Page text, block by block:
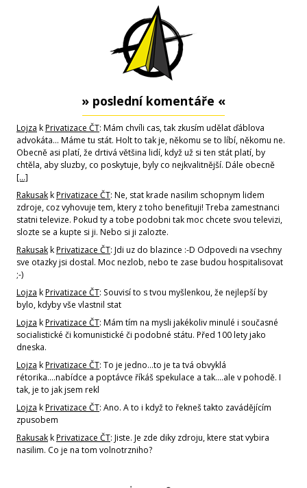
» poslední komentáře «
Lojza kPrivatizace ČT: Mám chvíli cas, tak zkusím udělat ďáblova
advokáta... Máme tu stát. Holt to tak je, někomu se to líbí, někomu ne.
Obecně asi platí, že drtivá většina lidí, když už si ten stát platí, by
chtěla, aby sluzby, co poskytuje, byly co nejkvalitnější. Dále obecně
[…]
RakusakkPrivatizace ČT: Ne, stat krade nasilim schopnym lidem
zdroje, coz vyhovuje tem, ktery z toho benefituji! Treba zamestnanci
statni televize. Pokud ty a tobe podobni tak moc chcete svou televizi,
slozte se a kupte si ji. Nebo si ji zalozte.
RakusakkPrivatizace ČT: Jdi uz do blazince :-D Odpovedi na vsechny
sve otazky jsi dostal. Moc nezlob, nebo te zase budou hospitalisovat
;-)
Lojza kPrivatizace ČT: Souvisí to s tvou myšlenkou, že nejlepší by
bylo, kdyby vše vlastnil stat
Lojza kPrivatizace ČT: Mám tím na mysli jakékoliv minulé i současné
socialistické či komunistické či podobné státu. Před 100 lety jako
dneska.
Lojza kPrivatizace ČT: To je jedno...to je ta tvá obvyklá
rétorika....nabídce a poptávce říkáš spekulace a tak....ale v pohodě. I
tak, je to jak jsem rekl
Lojza kPrivatizace ČT: Ano. A to i když to řekneš takto zavádějícím
zpusobem
RakusakkPrivatizace ČT: Jiste. Je zde diky zdroju, ktere stat vybira
nasilim. Co je na tom volnotrzniho?